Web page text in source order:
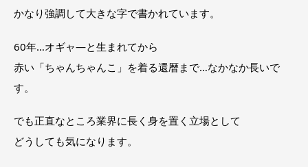
かなり強調して大きな字で書かれています。
60年…オギャ―と生まれてから
赤い「ちゃんちゃんこ」を着る還暦まで…なかなか長いで
す。
でも正直なところ業界に長く身を置く立場として
どうしても気になります。